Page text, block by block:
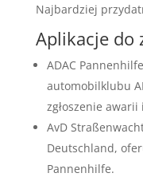
Najbardziej
Aplikacje do
ADAC
automobilklubu
zgłoszenie
AvD
Deutschland,
Pannenhilfe.